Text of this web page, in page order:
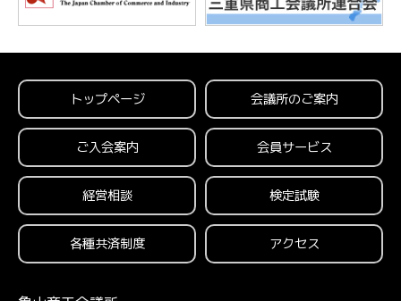
トップページ 会議所のご案内
ご入会案内 会員サービス
経営相談 検定試験
各種共済制度 アクセス